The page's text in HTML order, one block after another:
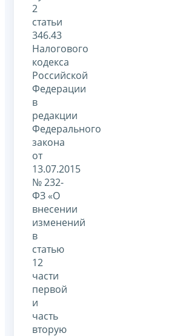
2
статьи
346.43
Налогового
кодекса
Российской
Федерации
в
редакции
Федерального
закона
от
13.07.2015
№ 232-
ФЗ «О
внесении
изменений
в
статью
12
части
первой
и
часть
вторую